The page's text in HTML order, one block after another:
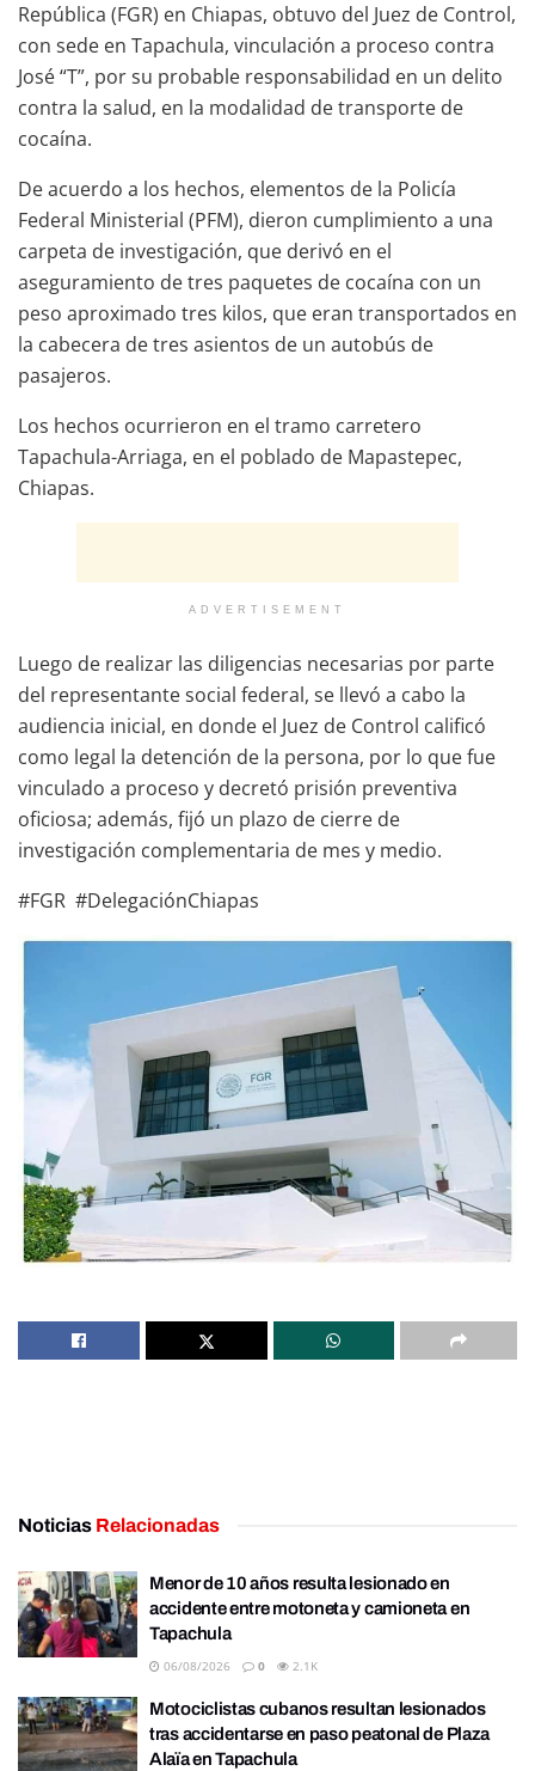
República (FGR) en Chiapas, obtuvo del Juez de Control,
con sede en Tapachula, vinculación a proceso contra
José “T”, por su probable responsabilidad en un delito
contra la salud, en la modalidad de transporte de
cocaína.
De acuerdo a los hechos, elementos de la Policía
Federal Ministerial (PFM), dieron cumplimiento a una
carpeta de investigación, que derivó en el
aseguramiento de tres paquetes de cocaína con un
peso aproximado tres kilos, que eran transportados en
la cabecera de tres asientos de un autobús de
pasajeros.
Los hechos ocurrieron en el tramo carretero
Tapachula-Arriaga, en el poblado de Mapastepec,
Chiapas.
ADVERTISEMENT
Luego de realizar las diligencias necesarias por parte
del representante social federal, se llevó a cabo la
audiencia inicial, en donde el Juez de Control calificó
como legal la detención de la persona, por lo que fue
vinculado a proceso y decretó prisión preventiva
oficiosa; además, fijó un plazo de cierre de
investigación complementaria de mes y medio.
#FGR #DelegaciónChiapas
Noticias Relacionadas
Menor de 10 años resulta lesionado en
accidente entre motoneta y camioneta en
Tapachula
06/08/2026 0 2.1K
Motociclistas cubanos resultan lesionados
tras accidentarse en paso peatonal de Plaza
Alaïa en Tapachula